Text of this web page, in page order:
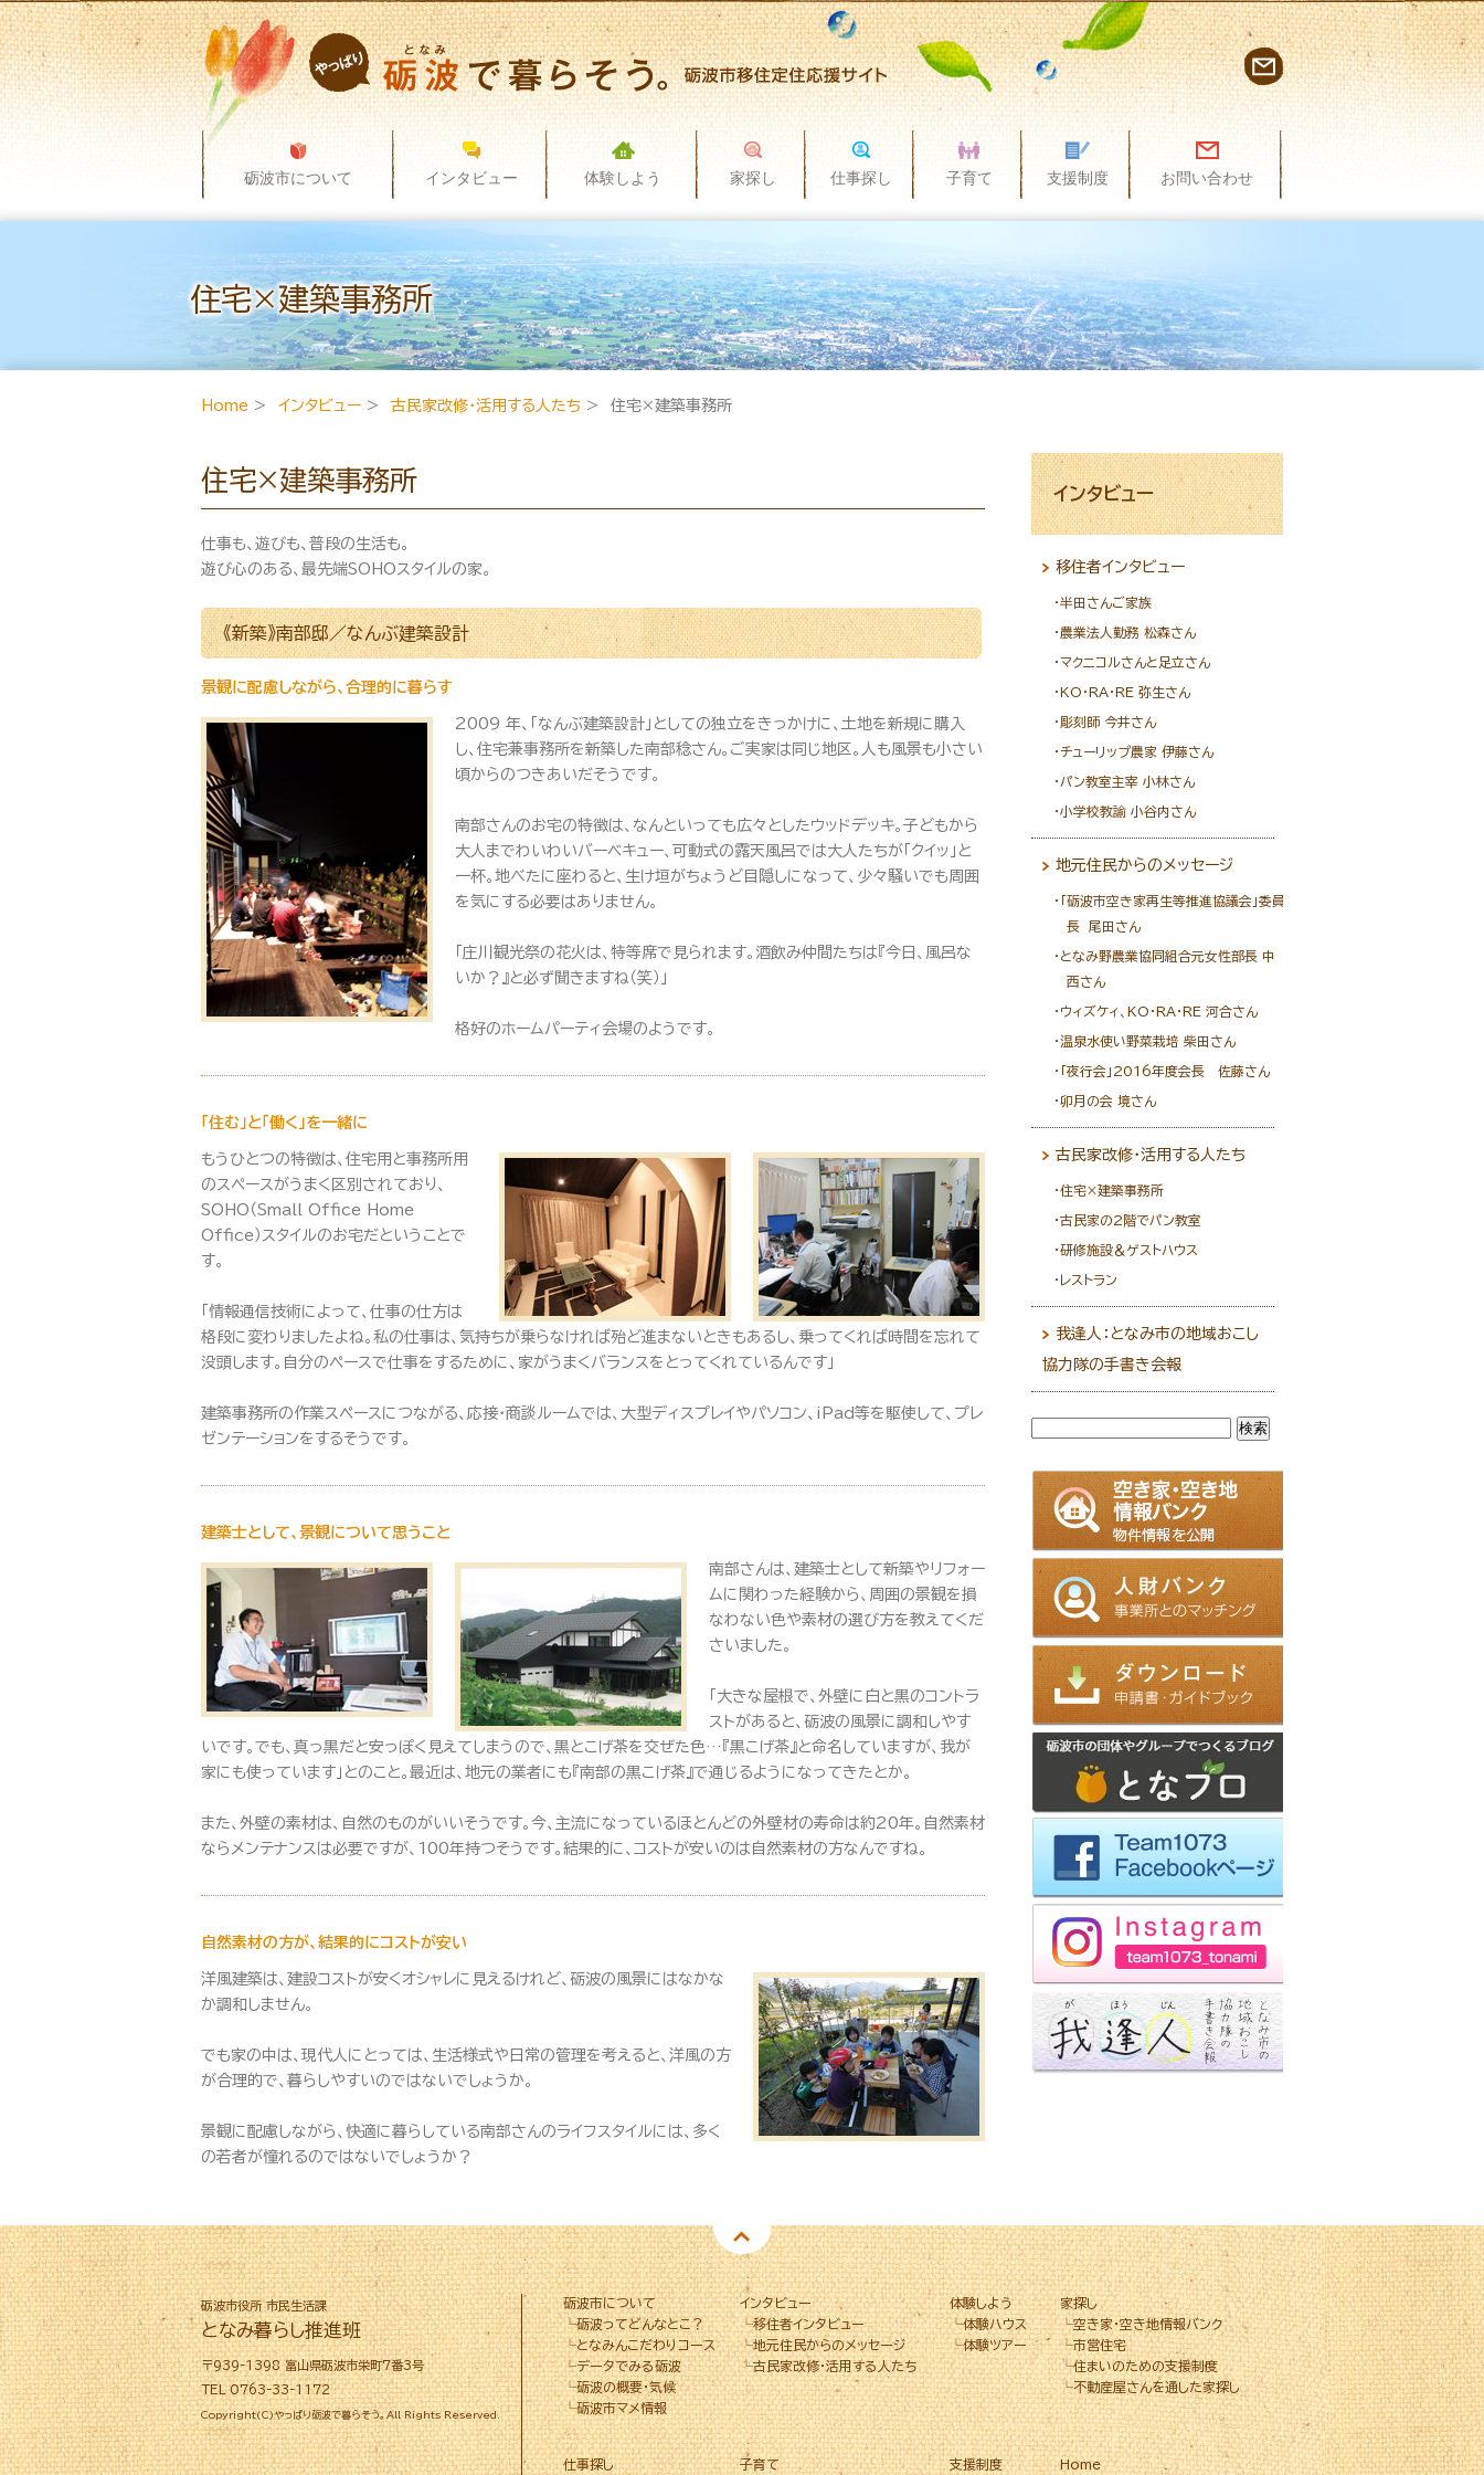
砺波市について インタビュー 体験しよう 家探し 仕事探し 子育て 支援制度 お問い合わせ
住宅×建築事務所
Home > インタビュー > 古民家改修・活用する人たち > 住宅×建築事務所
住宅×建築事務所
仕事も、遊びも、普段の生活も。
遊び心のある、最先端SOHOスタイルの家。
《新築》南部邸／なんぶ建築設計
景観に配慮しながら、合理的に暮らす
2009 年、「なんぶ建築設計」としての独立をきっかけに、土地を新規に購入
し、住宅兼事務所を新築した南部稔さん。ご実家は同じ地区。人も風景も小さい
頃からのつきあいだそうです。
南部さんのお宅の特徴は、なんといっても広々としたウッドデッキ。子どもから
大人までわいわいバーベキュー、可動式の露天風呂では大人たちが「クイッ」と
一杯。地べたに座わると、生け垣がちょうど目隠しになって、少々騒いでも周囲
を気にする必要はありません。
「庄川観光祭の花火は、特等席で見られます。酒飲み仲間たちは『今日、風呂な
いか？』と必ず聞きますね（笑）」
格好のホームパーティ会場のようです。
「住む」と「働く」を一緒に
もうひとつの特徴は、住宅用と事務所用
のスペースがうまく区別されており、
SOHO（Small Office Home
Office）スタイルのお宅だということで
す。
「情報通信技術によって、仕事の仕方は
格段に変わりましたよね。私の仕事は、気持ちが乗らなければ殆ど進まないときもあるし、乗ってくれば時間を忘れて
没頭します。自分のペースで仕事をするために、家がうまくバランスをとってくれているんです」
建築事務所の作業スペースにつながる、応接・商談ルームでは、大型ディスプレイやパソコン、iPad等を駆使して、プレ
ゼンテーションをするそうです。
建築士として、景観について思うこと
南部さんは、建築士として新築やリフォー
ムに関わった経験から、周囲の景観を損
なわない色や素材の選び方を教えてくだ
さいました。
「大きな屋根で、外壁に白と黒のコントラ
ストがあると、砺波の風景に調和しやす
いです。でも、真っ黒だと安っぽく見えてしまうので、黒とこげ茶を交ぜた色…『黒こげ茶』と命名していますが、我が
家にも使っています」とのこと。最近は、地元の業者にも『南部の黒こげ茶』で通じるようになってきたとか。
また、外壁の素材は、自然のものがいいそうです。今、主流になっているほとんどの外壁材の寿命は約20年。自然素材
ならメンテナンスは必要ですが、100年持つそうです。結果的に、コストが安いのは自然素材の方なんですね。
自然素材の方が、結果的にコストが安い
洋風建築は、建設コストが安くオシャレに見えるけれど、砺波の風景にはなかな
か調和しません。
でも家の中は、現代人にとっては、生活様式や日常の管理を考えると、洋風の方
が合理的で、暮らしやすいのではないでしょうか。
景観に配慮しながら、快適に暮らしている南部さんのライフスタイルには、多く
の若者が憧れるのではないでしょうか？
インタビュー
移住者インタビュー
半田さんご家族
農業法人勤務 松森さん
マクニコルさんと足立さん
KO・RA・RE 弥生さん
彫刻師 今井さん
チューリップ農家 伊藤さん
パン教室主宰 小林さん
小学校教諭 小谷内さん
地元住民からのメッセージ
「砺波市空き家再生等推進協議会」委員
長 尾田さん
となみ野農業協同組合元女性部長 中
西さん
ウィズケィ、KO・RA・RE 河合さん
温泉水使い野菜栽培 柴田さん
｢夜行会｣2016年度会長 佐藤さん
卯月の会 境さん
古民家改修・活用する人たち
住宅×建築事務所
古民家の2階でパン教室
研修施設＆ゲストハウス
レストラン
我逢人：となみ市の地域おこし
協力隊の手書き会報
砺波市役所 市民生活課
となみ暮らし推進班
〒939-1398 富山県砺波市栄町7番3号
TEL 0763-33-1172
Copyright(C)やっぱり砺波で暮らそう。All Rights Reserved.
砺波市について
└砺波ってどんなとこ？
└となみんこだわりコース
└データでみる砺波
└砺波の概要・気候
└砺波市マメ情報
インタビュー
└移住者インタビュー
└地元住民からのメッセージ
└古民家改修・活用する人たち
体験しよう
└体験ハウス
└体験ツアー
家探し
└空き家・空き地情報バンク
└市営住宅
└住まいのための支援制度
└不動産屋さんを通した家探し
仕事探し 子育て 支援制度 Home